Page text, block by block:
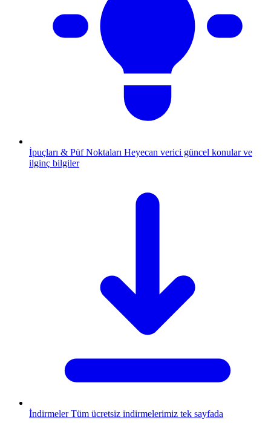
İpuçları & Püf Noktaları Heyecan verici güncel konular ve
ilginç bilgiler
İndirmeler Tüm ücretsiz indirmelerimiz tek sayfada